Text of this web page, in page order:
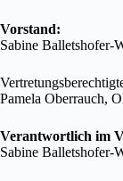
Vorstand:
Sabine Balletshofer-
Pamela Oberrauch,
Verantwortlich im
Sabine Balletshofer-